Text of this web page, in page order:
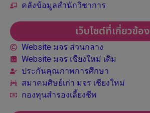
คลังข้อมูลสำนักวิชาการ
เว็บไซต์ที่เกี่ยวข้อง
Website มจร ส่วนกลาง
Website มจร เชียงใหม่ เดิม
ประกันคุณภาพการศึกษา
สมาคมศิษย์เก่า มจร เชียงใหม่
กองทุนสำรองเลี้ยงชีพ